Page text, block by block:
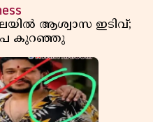
ആശ്വാസ ഇടിവ്;
കുറഞ്ഞു